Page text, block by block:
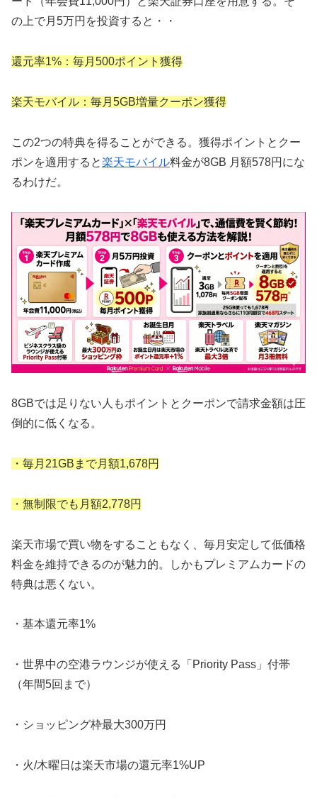
の上で月5万円を投資すると・・
還元率1%：毎月500ポイント獲得
楽天モバイル：毎月5GB増量クーポン獲得
この2つの特典を得ることができる。獲得ポイントとクー
ポンを適用すると楽天モバイル料金が8GB 月額578円にな
るわけだ。
8GBでは足りない人もポイントとクーポンで請求金額は圧
倒的に低くなる。
・毎月21GBまで月額1,678円
・無制限でも月額2,778円
楽天市場で買い物をすることもなく、毎月安定して低価格
料金を維持できるのが魅力的。しかもプレミアムカードの
特典は悪くない。
・基本還元率1%
・世界中の空港ラウンジが使える「Priority Pass」付帯
（年間5回まで）
・ショッピング枠最大300万円
・火/木曜日は楽天市場の還元率1%UP